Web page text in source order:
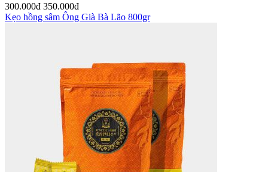
300.000đ 350.000đ
Kẹo hồng sâm Ông Già Bà Lão 800gr